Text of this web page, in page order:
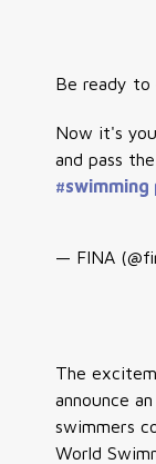
Be ready to
Now it's
and pass
#swimming
— FINA
The
announce
swimmers
World